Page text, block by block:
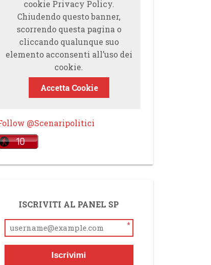
cookie Privacy Policy.
Chiudendo questo banner,
scorrendo questa pagina o
cliccando qualunque suo
elemento acconsenti all’uso dei
cookie.
Accetta Cookie
@Scenaripolitici
ISCRIVITI AL PANEL SP
*
Iscrivimi